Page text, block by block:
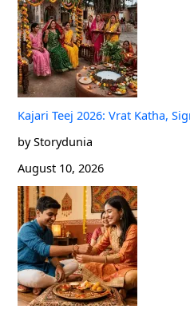
Kajari Teej 2026: Vrat Katha,
by Storydunia
August 10, 2026